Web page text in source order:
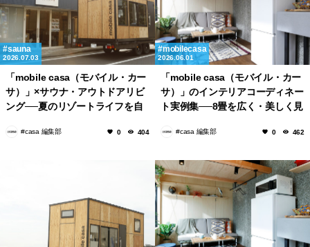
sauna
2026.07.03
「mobile casa（モバイル・カー
サ）」×サウナ・アウトドアリビ
ング──夏のリゾートライフを自
#casa 編集部 0 404
mobilecasa
2026.06.01
「mobile casa（モバイル・カー
サ）」のインテリアコーディネー
ト実例集──8畳を広く・美しく見
#casa 編集部 0 462